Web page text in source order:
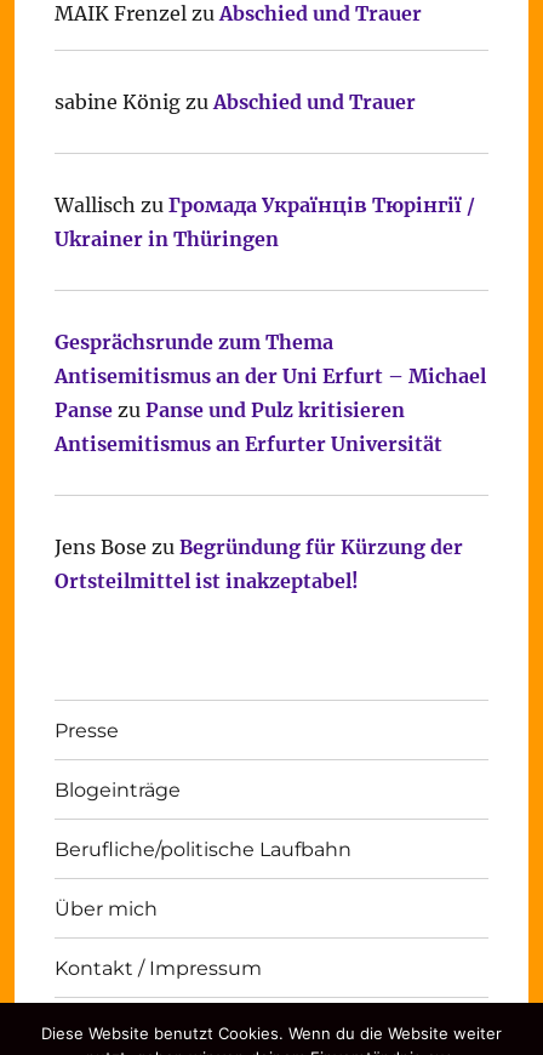
MAIK FrenzelzuAbschied und Trauer
sabine KönigzuAbschied und Trauer
Wallisch zu Громада Українців Тюрінгії /
Ukrainer in Thüringen
Gesprächsrunde zum Thema
Antisemitismus an der Uni Erfurt – Michael
Pansezu Panse und Pulz kritisieren
Antisemitismus an Erfurter Universität
Jens Bose zu Begründung für Kürzung der
Ortsteilmittel ist inakzeptabel!
Presse
Blogeinträge
Berufliche/politische Laufbahn
Über mich
Kontakt / Impressum
Michael Panse Kontakt / Impressum Stolz
Diese Website benutzt Cookies. Wenn du die Website weiter